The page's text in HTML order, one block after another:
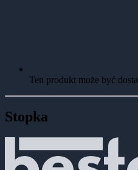
Ten produkt może być
Stopka